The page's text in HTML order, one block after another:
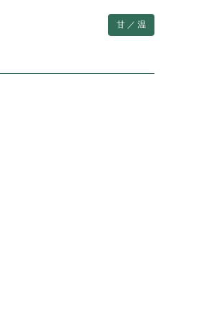
甘 ／ 温